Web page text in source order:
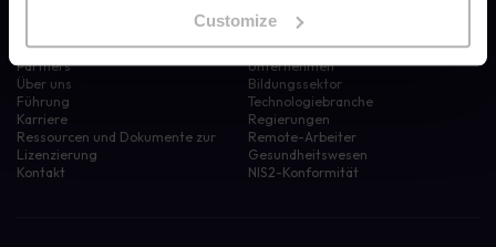
Customize
Warum gerade wir?
Partners
Über uns
Führung
Karriere
Ressourcen und Dokumente zur
Lizenzierung
Kontakt
Branchen
Finanzdienstleistungen
Unternehmen
Bildungssektor
Technologiebranche
Regierungen
Remote-Arbeiter
Gesundheitswesen
NIS2-Konformität